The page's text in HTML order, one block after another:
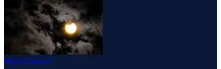
НаукаНовости